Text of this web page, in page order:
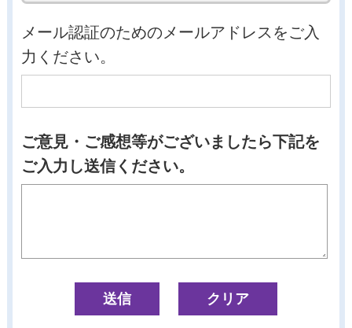
メール認証のためのメールアドレスをご入
力ください。
ご意見・ご感想等がございましたら下記を
ご入力し送信ください。